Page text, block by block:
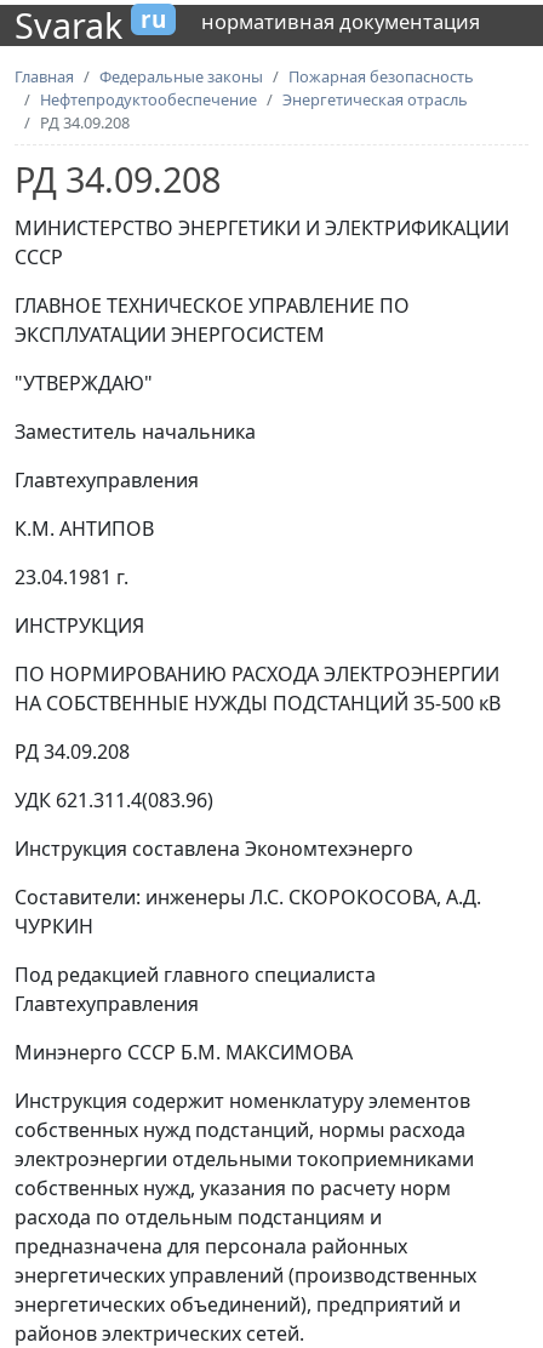
Svarak ru нормативная документация
Главная Федеральные законы
Пожарная безопасность
Нефтепродуктообеспечение
Энергетическая отрасль
РД 34.09.208
РД 34.09.208
МИНИСТЕРСТВО ЭНЕРГЕТИКИ И ЭЛЕКТРИФИКАЦИИ
СССР
ГЛАВНОЕ ТЕХНИЧЕСКОЕ УПРАВЛЕНИЕ ПО
ЭКСПЛУАТАЦИИ ЭНЕРГОСИСТЕМ
"УТВЕРЖДАЮ"
Заместитель начальника
Главтехуправления
К.М. АНТИПОВ
23.04.1981 г.
ИНСТРУКЦИЯ
ПО НОРМИРОВАНИЮ РАСХОДА ЭЛЕКТРОЭНЕРГИИ
НА СОБСТВЕННЫЕ НУЖДЫ ПОДСТАНЦИЙ 35-500 кВ
РД 34.09.208
УДК 621.311.4(083.96)
Инструкция составлена Экономтехэнерго
Составители: инженеры Л.С. СКОРОКОСОВА, А.Д.
ЧУРКИН
Под редакцией главного специалиста
Главтехуправления
Минэнерго СССР Б.М. МАКСИМОВА
Инструкция содержит номенклатуру элементов
собственных нужд подстанций, нормы расхода
электроэнергии отдельными токоприемниками
собственных нужд, указания по расчету норм
расхода по отдельным подстанциям и
предназначена для персонала районных
энергетических управлений (производственных
энергетических объединений), предприятий и
районов электрических сетей.